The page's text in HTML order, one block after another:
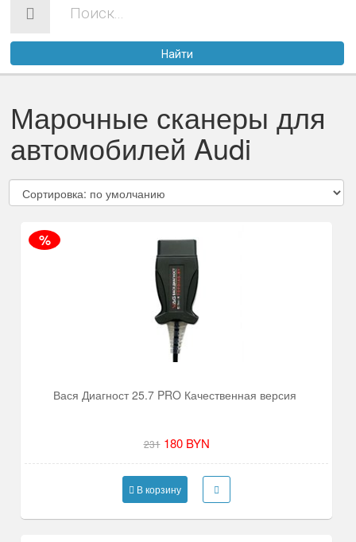
Каталог
Услуги
Оплата
Доставка
Файлы
Статьи
Найти
Марочные сканеры для
автомобилей Audi
%
Вася Диагност 25.7 PRO Качественная версия
231 180 BYN
В корзину